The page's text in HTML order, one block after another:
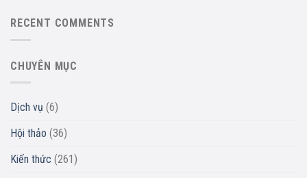
RECENT COMMENTS
CHUYÊN MỤC
Dịch vụ (6)
Hội thảo (36)
Kiến thức (261)